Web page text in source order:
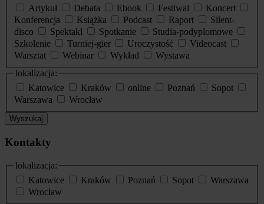
Artykuł
Debata Ebook Festiwal
Koncert
Konferencja
Książka Podcast Raport
Silent-
disco
Spektakl Spotkanie
Studia-podyplomowe
Szkolenie
Turniej-gier Uroczystość
Videocast
Warsztat
Webinar Wykład
Wystawa
lokalizacja:
Katowice
Kraków online Poznań
Sopot
Warszawa
Wrocław
Wyszukaj
Kontakty
lokalizacja:
Katowice
Kraków Poznań Sopot
Warszawa
Wrocław